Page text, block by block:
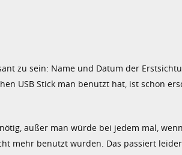
zu sein: Name und Datum der
USB Stick man benutzt hat, ist schon
außer man würde bei jedem mal,
mehr benutzt wurden. Das passiert